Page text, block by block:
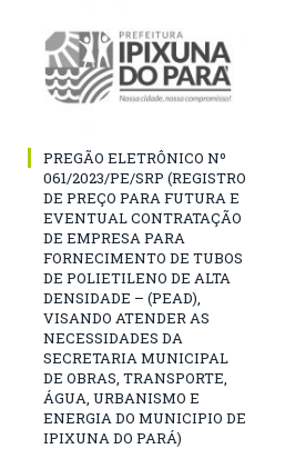
PREGÃO ELETRÔNICO Nº
061/2023/PE/SRP (REGISTRO
DE PREÇO PARA FUTURA E
EVENTUAL CONTRATAÇÃO
DE EMPRESA PARA
FORNECIMENTO DE TUBOS
DE POLIETILENO DE ALTA
DENSIDADE – (PEAD),
VISANDO ATENDER AS
NECESSIDADES DA
SECRETARIA MUNICIPAL
DE OBRAS, TRANSPORTE,
ÁGUA, URBANISMO E
ENERGIA DO MUNICIPIO DE
IPIXUNA DO PARÁ)